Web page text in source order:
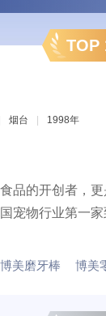
TOP
烟台 1998年
品的开创者，
宠物行业第一
博美磨牙棒 博美